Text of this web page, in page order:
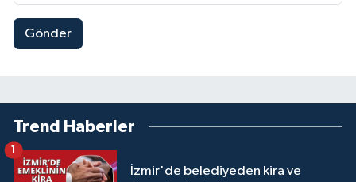
Gönder
Trend Haberler
İzmir'de belediyeden kira ve
1